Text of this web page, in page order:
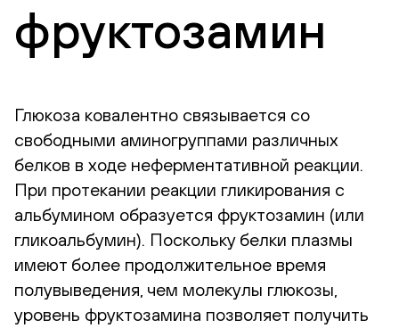
фруктозамин
Глюкоза ковалентно связывается со
свободными аминогруппами различных
белков в ходе неферментативной реакции.
При протекании реакции гликирования с
альбумином образуется фруктозамин (или
гликоальбумин). Поскольку белки плазмы
имеют более продолжительное время
полувыведения, чем молекулы глюкозы,
уровень фруктозамина позволяет получить